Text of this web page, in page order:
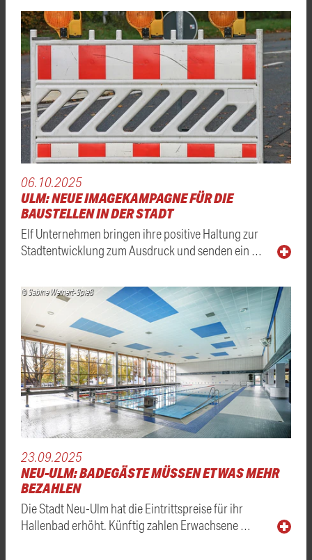
06.10.2025
ULM: NEUE IMAGEKAMPAGNE FÜR DIE
BAUSTELLEN IN DER STADT
Elf Unternehmen bringen ihre positive Haltung zur
Stadtentwicklung zum Ausdruck und senden ein …
© Sabine Weinert-Spieß
23.09.2025
NEU-ULM: BADEGÄSTE MÜSSEN ETWAS MEHR
BEZAHLEN
Die Stadt Neu-Ulm hat die Eintrittspreise für ihr
Hallenbad erhöht. Künftig zahlen Erwachsene …